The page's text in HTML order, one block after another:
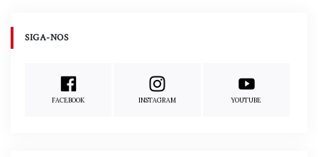
SIGA-NOS
FACEBOOK INSTAGRAM YOUTUBE